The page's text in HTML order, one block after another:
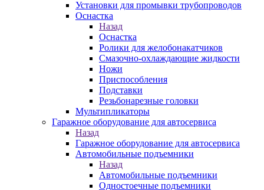
Установки для промывки трубопроводов
Оснастка
Назад
Оснастка
Ролики для желобонакатчиков
Смазочно-охлаждающие жидкости
Ножи
Приспособления
Подставки
Резьбонарезные головки
Мультипликаторы
Гаражное оборудование для автосервиса
Назад
Гаражное оборудование для автосервиса
Автомобильные подъемники
Назад
Автомобильные подъемники
Одностоечные подъемники